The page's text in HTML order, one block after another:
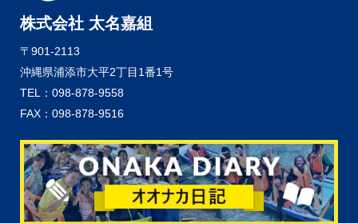
株式会社 太名嘉組
〒901-2113
沖縄県浦添市大平2丁目1番1号
TEL：098-878-9558
FAX：098-878-9516